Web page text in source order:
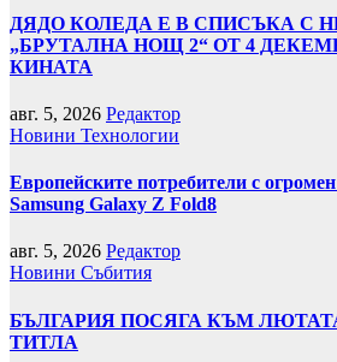
ДЯДО КОЛЕДА Е В СПИСЪКА С
„БРУТАЛНА НОЩ 2“ ОТ 4
КИНАТА
авг. 5, 2026 Редактор
Новини Технологии
Европейските потребители с
Samsung Galaxy Z Fold8
авг. 5, 2026 Редактор
Новини Събития
БЪЛГАРИЯ ПОСЯГА КЪМ
ТИТЛА